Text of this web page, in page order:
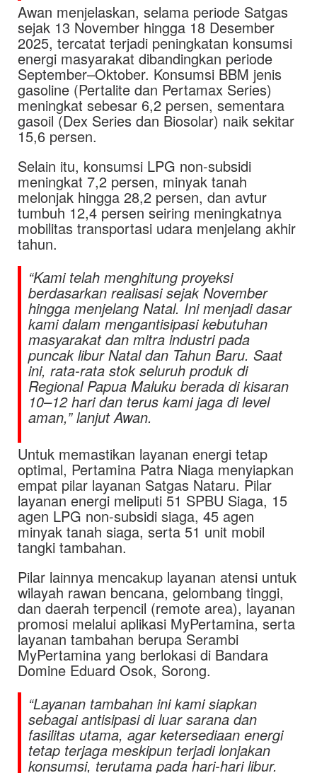
Awan menjelaskan, selama periode Satgas
sejak 13 November hingga 18 Desember
2025, tercatat terjadi peningkatan konsumsi
energi masyarakat dibandingkan periode
September–Oktober. Konsumsi BBM jenis
gasoline (Pertalite dan Pertamax Series)
meningkat sebesar 6,2 persen, sementara
gasoil (Dex Series dan Biosolar) naik sekitar
15,6 persen.
Selain itu, konsumsi LPG non-subsidi
meningkat 7,2 persen, minyak tanah
melonjak hingga 28,2 persen, dan avtur
tumbuh 12,4 persen seiring meningkatnya
mobilitas transportasi udara menjelang akhir
tahun.
“Kami telah menghitung proyeksi
berdasarkan realisasi sejak November
hingga menjelang Natal. Ini menjadi dasar
kami dalam mengantisipasi kebutuhan
masyarakat dan mitra industri pada
puncak libur Natal dan Tahun Baru. Saat
ini, rata-rata stok seluruh produk di
Regional Papua Maluku berada di kisaran
10–12 hari dan terus kami jaga di level
aman,” lanjut Awan.
Untuk memastikan layanan energi tetap
optimal, Pertamina Patra Niaga menyiapkan
empat pilar layanan Satgas Nataru. Pilar
layanan energi meliputi 51 SPBU Siaga, 15
agen LPG non-subsidi siaga, 45 agen
minyak tanah siaga, serta 51 unit mobil
tangki tambahan.
Pilar lainnya mencakup layanan atensi untuk
wilayah rawan bencana, gelombang tinggi,
dan daerah terpencil (remote area), layanan
promosi melalui aplikasi MyPertamina, serta
layanan tambahan berupa Serambi
MyPertamina yang berlokasi di Bandara
Domine Eduard Osok, Sorong.
“Layanan tambahan ini kami siapkan
sebagai antisipasi di luar sarana dan
fasilitas utama, agar ketersediaan energi
tetap terjaga meskipun terjadi lonjakan
konsumsi, terutama pada hari-hari libur.